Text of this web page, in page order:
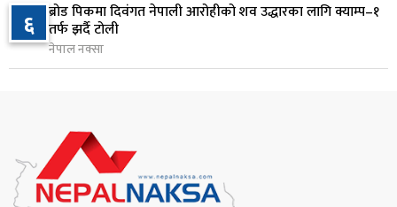
१०
जन्मसिद्ध नागरिकता कडा बनाउने ट्रम्पको नयाँ प्रयास, दुई
कार्यकारी आदेश जारी
२ दिन अघि
६ ब्रोड पिकमा दिवंगत नेपाली आरोहीको शव उद्धारका लागि क्याम्प–१
तर्फ झर्दै टोली
नेपाल नक्सा